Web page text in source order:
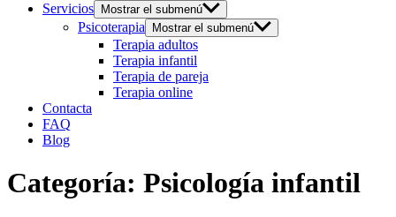
Servicios
Mostrar el submenú
Psicoterapia Mostrar el submenú
Terapia adultos
Terapia infantil
Terapia de pareja
Terapia online
Contacta
FAQ
Blog
Categoría: Psicología infantil